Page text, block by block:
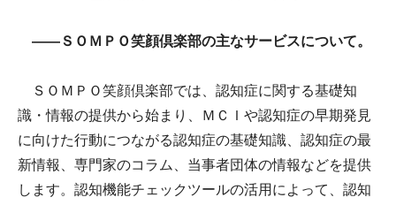
――ＳＯＭＰＯ笑顔倶楽部の主なサービスについて。
ＳＯＭＰＯ笑顔倶楽部では、認知症に関する基礎知
識・情報の提供から始まり、ＭＣＩや認知症の早期発見
に向けた行動につながる認知症の基礎知識、認知症の最
新情報、専門家のコラム、当事者団体の情報などを提供
します。認知機能チェックツールの活用によって、認知